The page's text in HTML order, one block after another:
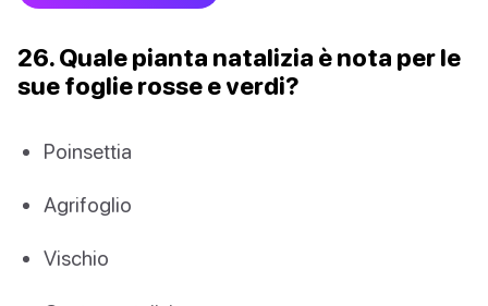
26. Quale pianta natalizia è nota per le
sue foglie rosse e verdi?
Poinsettia
Agrifoglio
Vischio